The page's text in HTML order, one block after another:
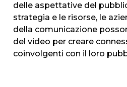
delle aspettative del
strategia e le risorse, le
della comunicazione
del video per creare
coinvolgenti con il loro